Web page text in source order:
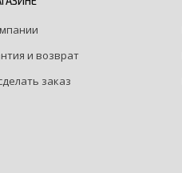
и возврат
заказ